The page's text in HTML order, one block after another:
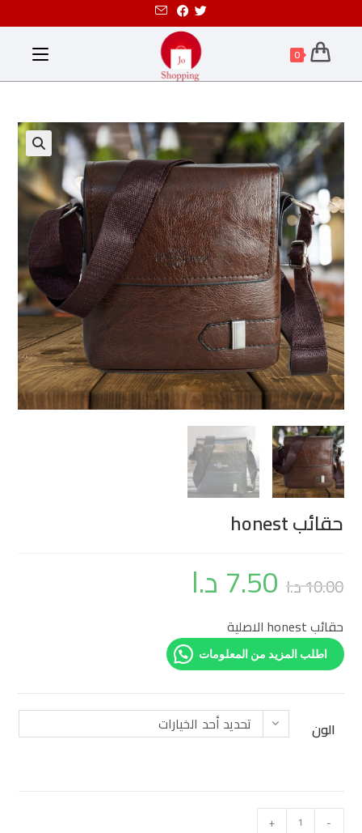
0
تخفيض!
حقائب honest
10.00د.ا 7.50د.ا
حقائب honest الاصلية
اطلب المزيد من المعلومات
الون تحديد أحد الخيارات
-
+